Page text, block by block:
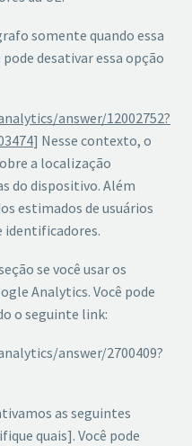
somente quando essa
desativar essa opção
answer/12002752?
] Nesse contexto, o
a localização
do dispositivo. Além
estimados de usuários
identificadores.
se você usar os
Analytics. Você pode
o seguinte link:
answer/2700409?
as seguintes
quais]. Você pode